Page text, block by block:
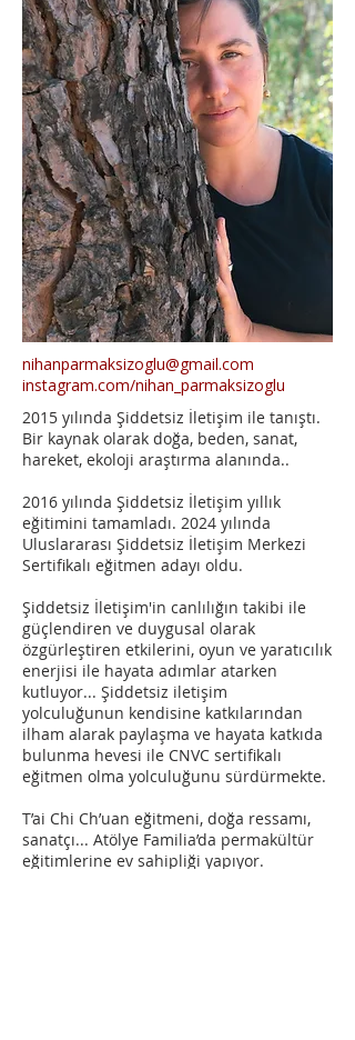
nihanparmaksizoglu@gmail.com
instagram.com/nihan_parmaksizoglu
2015 yılında Şiddetsiz İletişim ile tanıştı.
Bir kaynak olarak doğa, beden, sanat,
hareket, ekoloji araştırma alanında..
2016 yılında Şiddetsiz İletişim yıllık
eğitimini tamamladı. 2024 yılında
Uluslararası Şiddetsiz İletişim Merkezi
Sertifikalı eğitmen adayı oldu.
Şiddetsiz İletişim'in canlılığın takibi ile
güçlendiren ve duygusal olarak
özgürleştiren etkilerini, oyun ve yaratıcılık
enerjisi ile hayata adımlar atarken
kutluyor... Şiddetsiz iletişim
yolculuğunun kendisine katkılarından
ilham alarak paylaşma ve hayata katkıda
bulunma hevesi ile CNVC sertifikalı
eğitmen olma yolculuğunu sürdürmekte.
T’ai Chi Ch’uan eğitmeni, doğa ressamı,
sanatçı... Atölye Familia’da permakültür
eğitimlerine ev sahipliği yapıyor.